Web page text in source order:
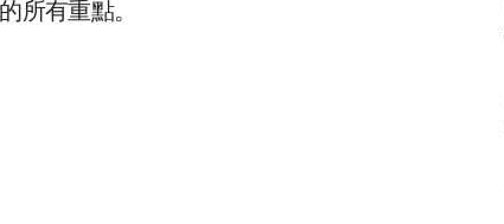
所有重點。